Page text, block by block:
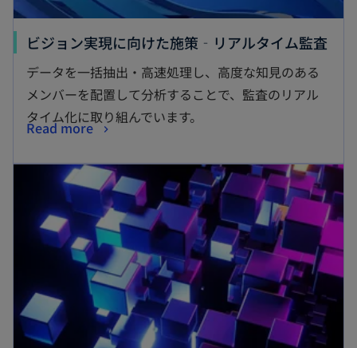
ビジョン実現に向けた施策‐リアルタイム監査
データを一括抽出・高速処理し、高度な知見のある
メンバーを配置して分析することで、監査のリアル
タイム化に取り組んでいます。
Read more